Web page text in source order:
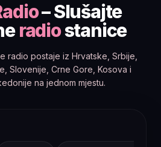
– Slušajte
radiostanice
radio postaje iz Hrvatske, Srbije,
Slovenije, Crne Gore, Kosova i
na jednom mjestu.